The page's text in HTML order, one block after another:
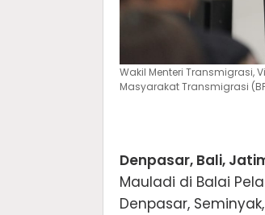
Wakil Menteri Transmigrasi,
Masyarakat Transmigrasi
Denpasar, Bali,
Mauladi di Balai
Denpasar,